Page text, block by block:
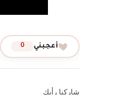
أعجبني 0
شاركنا رأيك